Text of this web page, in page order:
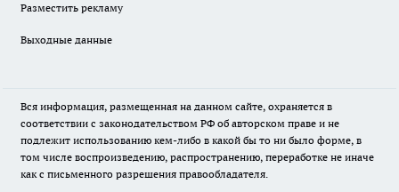
Разместить рекламу
Выходные данные
Вся информация, размещенная на данном сайте, охраняется в
соответствии с законодательством РФ об авторском праве и не
подлежит использованию кем-либо в какой бы то ни было форме, в
том числе воспроизведению, распространению, переработке не иначе
как с письменного разрешения правообладателя.